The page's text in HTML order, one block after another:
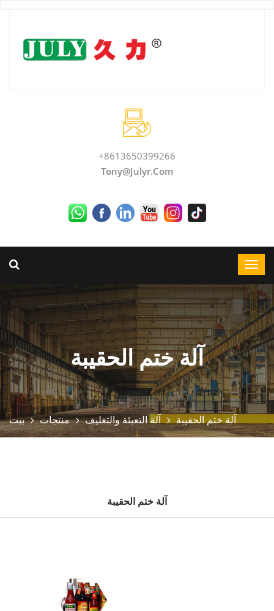
+8613650399266
Tony@julyr.com
آلة ختم الحقيبة
بيت منتجات آلة التعبئة والتغليف آلة ختم الحقيبة
آلة ختم الحقيبة